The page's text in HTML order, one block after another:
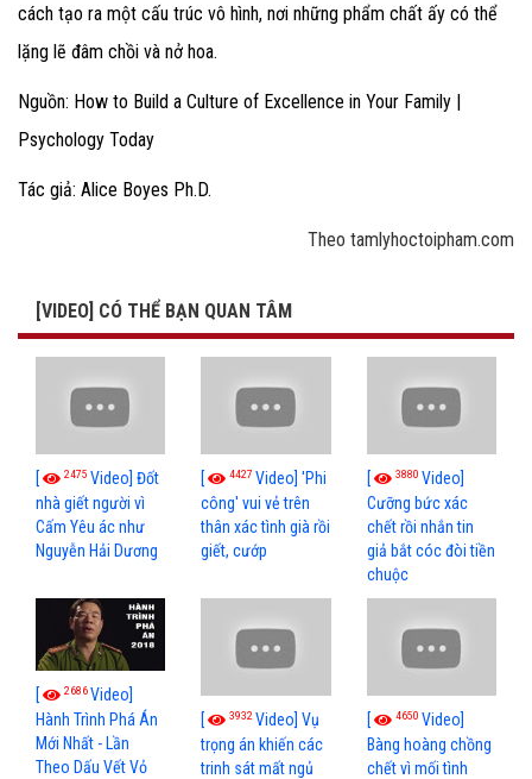
cách tạo ra một cấu trúc vô hình, nơi những phẩm chất ấy có thể
lặng lẽ đâm chồi và nở hoa.
Nguồn: How to Build a Culture of Excellence in Your Family |
Psychology Today
Tác giả: Alice Boyes Ph.D.
Theo tamlyhoctoipham.com
[VIDEO] CÓ THỂ BẠN QUAN TÂM
[ 2475 Video] Đốt
nhà giết người vì
Cấm Yêu ác như
Nguyễn Hải Dương
[ 4427Video] 'Phi
công' vui vẻ trên
thân xác tình già rồi
giết, cướp
[ 3880 Video]
Cưỡng bức xác
chết rồi nhắn tin
giả bắt cóc đòi tiền
chuộc
[ 2686Video]
Hành Trình Phá Án
Mới Nhất - Lần
Theo Dấu Vết Vỏ
[ 3932Video] Vụ
trọng án khiến các
trinh sát mất ngủ
[ 4650 Video]
Bàng hoàng chồng
chết vì mối tình